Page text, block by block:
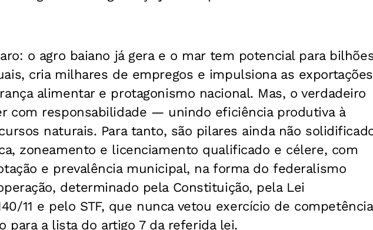
o agro baiano já gera e o mar tem potencial para
cria milhares de empregos e impulsiona as
alimentar e protagonismo nacional. Mas, o verdadeiro
com responsabilidade — unindo eficiência produtiva à
naturais. Para tanto, são pilares ainda não
zoneamento e licenciamento qualificado e célere, com
e prevalência municipal, na forma do federalismo
determinado pela Constituição, pela Lei
11 e pelo STF, que nunca vetou exercício de
para a lista do artigo 7 da referida lei.